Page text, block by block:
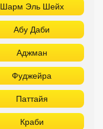
Шарм Эль Шейх
Абу Даби
Аджман
Фуджейра
Паттайя
Краби